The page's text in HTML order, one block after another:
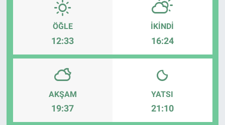
ÖĞLE
12:33
İKINDI
16:24
AKŞAM
19:37
YATSI
21:10